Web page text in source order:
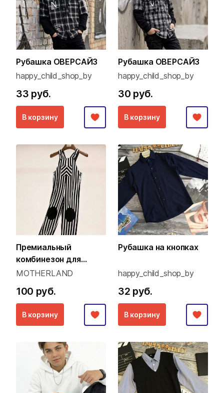
Рубашка ОВЕРСАЙЗ
happy_child_shop_by
33 руб.
В корзину
Рубашка ОВЕРСАЙЗ
happy_child_shop_by
30 руб.
В корзину
Премиальный
комбинезон для
малышей (Family Look
MOTHERLAND
100 руб.
В корзину
Рубашка на кнопках
happy_child_shop_by
32 руб.
В корзину